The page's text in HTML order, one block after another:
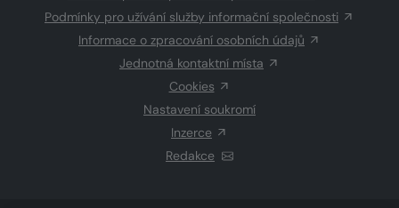
Podmínky pro užívání služby informační společnosti
Informace o zpracování osobních údajů
Jednotná kontaktní místa
Cookies
Nastavení soukromí
Inzerce
Redakce